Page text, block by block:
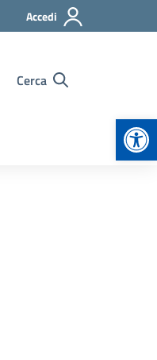
Accedi
Cerca